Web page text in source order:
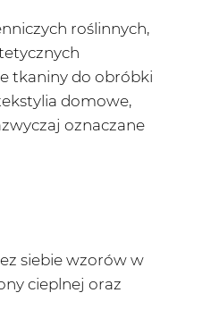
roślinnych,
tkaniny do obróbki
domowe,
oznaczane
siebie wzorów w
cieplnej oraz